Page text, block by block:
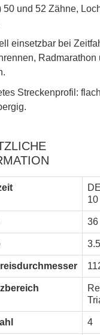
50 und 52 Zähne,
einsetzbar bei
Radmarathon
Streckenprofil:
10
36
4